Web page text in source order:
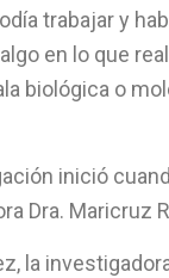
trabajar y
en lo que
biológica o
inició
Dra. Maricruz
la